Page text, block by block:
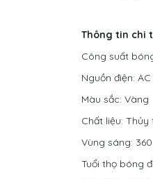
Thông tin chi
Công suất
Nguồn điện:
Màu sắc: Vàng
Chất liệu: Thủy
Vùng sáng:
Tuổi thọ bóng